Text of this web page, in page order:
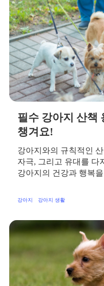
강아지 강아지 생활
필수 강아지 산책
챙겨요!
강아지와의 규칙적인
자극, 그리고 유대를 다
강아지의 건강과 행복